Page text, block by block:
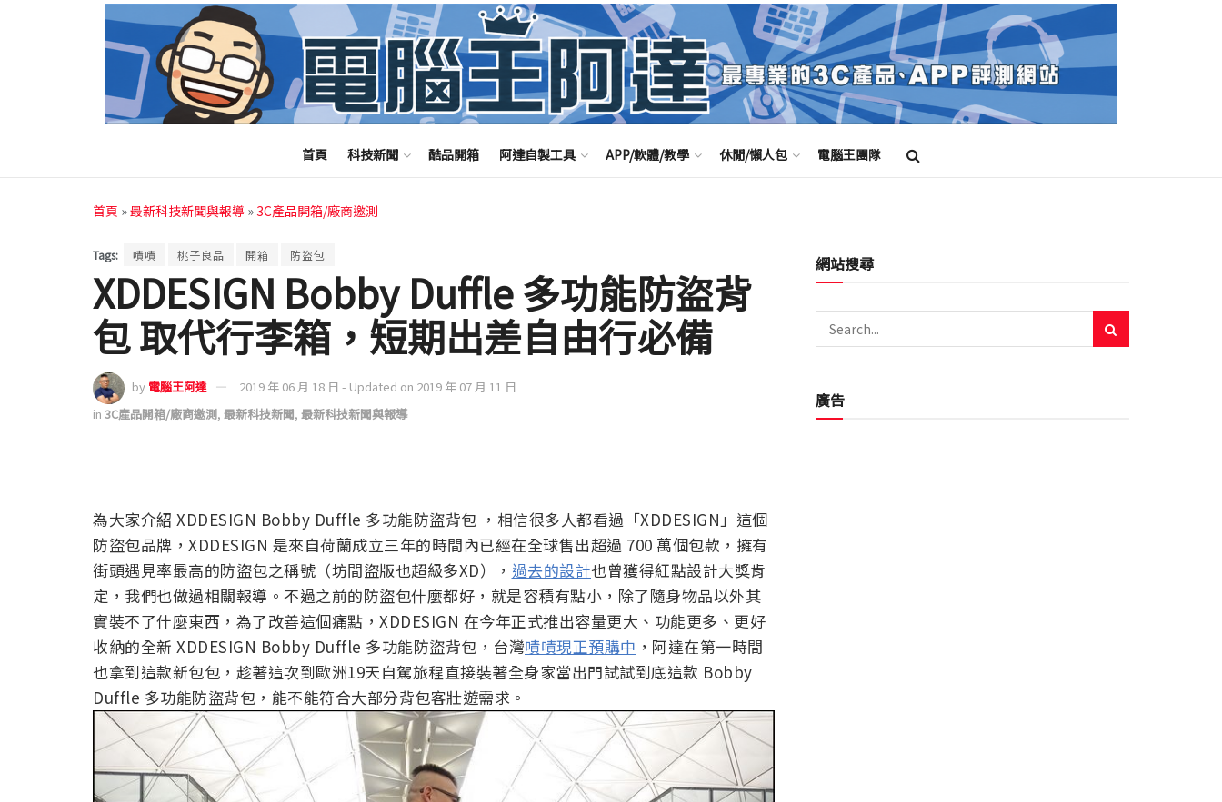
首頁 科技新聞 酷品開箱 阿達自製工具 APP/軟體/教學 休閒/懶人包 電腦王團隊
首頁 »最新科技新聞與報導 »3C產品開箱/廠商邀測
Tags: 嘖嘖 桃子良品 開箱 防盜包
XDDESIGN Bobby Duffle 多功能防盜背
包 取代行李箱，短期出差自由行必備
by 電腦王阿達
2019 年 06 月 18 日 - Updated on 2019 年 07 月 11 日
in 3C產品開箱/廠商邀測, 最新科技新聞, 最新科技新聞與報導
為大家介紹 XDDESIGN Bobby Duffle 多功能防盜背包 ，相信很多人都看過「XDDESIGN」這個
防盜包品牌，XDDESIGN 是來自荷蘭成立三年的時間內已經在全球售出超過 700 萬個包款，擁有
街頭遇見率最高的防盜包之稱號（坊間盜版也超級多XD）， 過去的設計也曾獲得紅點設計大獎肯
定，我們也做過相關報導。不過之前的防盜包什麼都好，就是容積有點小，除了隨身物品以外其
實裝不了什麼東西，為了改善這個痛點，XDDESIGN 在今年正式推出容量更大、功能更多、更好
收納的全新 XDDESIGN Bobby Duffle 多功能防盜背包，台灣嘖嘖現正預購中 ，阿達在第一時間
也拿到這款新包包，趁著這次到歐洲19天自駕旅程直接裝著全身家當出門試試到底這款 Bobby
Duffle 多功能防盜背包，能不能符合大部分背包客壯遊需求。
網站搜尋
廣告